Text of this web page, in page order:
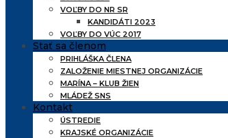
VOĽBY DO NR SR
KANDIDÁTI 2023
VOĽBY DO VÚC 2017
Stať sa členom
PRIHLÁŠKA ČLENA
ZALOŽENIE MIESTNEJ ORGANIZÁCIE
MARÍNA – KLUB ŽIEN
MLÁDEŽ SNS
Kontakt
ÚSTREDIE
KRAJSKÉ ORGANIZÁCIE